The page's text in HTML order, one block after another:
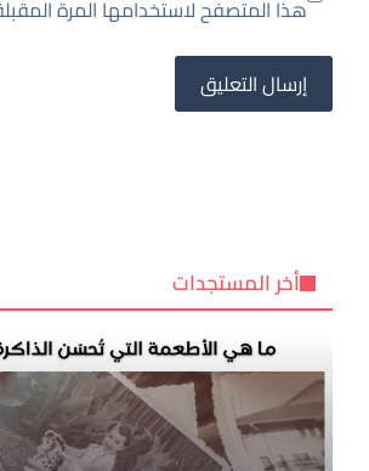
هذا المتصفح لاستخدامها المرة
أخر المستجدات